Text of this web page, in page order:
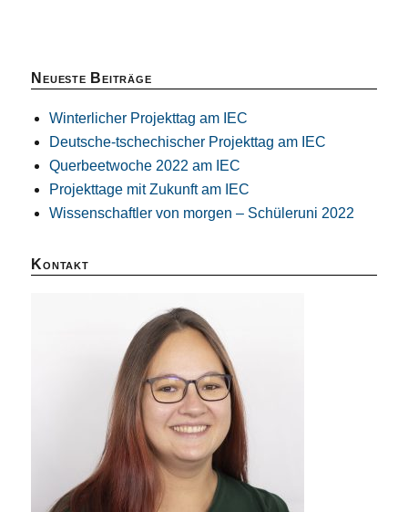
Neueste Beiträge
Winterlicher Projekttag am IEC
Deutsche-tschechischer Projekttag am IEC
Querbeetwoche 2022 am IEC
Projekttage mit Zukunft am IEC
Wissenschaftler von morgen – Schüleruni 2022
Kontakt